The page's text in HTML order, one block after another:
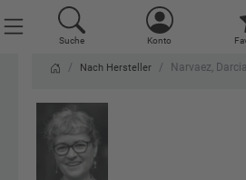
Suche Konto
Nach Hersteller Narvaez, Darcia